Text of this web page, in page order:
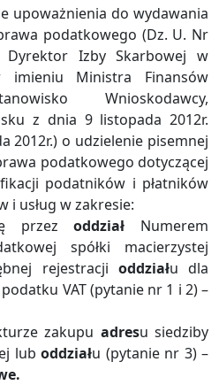
upoważnienia do wydawania
podatkowego (Dz. U. Nr
Izby Skarbowej w
imieniu Ministra Finansów
Wnioskodawcy,
z dnia 9 listopada 2012r.
2012r.) o udzielenie pisemnej
podatkowego dotyczącej
podatników i płatników
usług w zakresie:
przezoddział Numerem
spółki macierzystej
rejestracji oddziału dla
VAT (pytanie nr 1 i 2) –
zakupu adresu siedziby
luboddziału (pytanie nr 3) –